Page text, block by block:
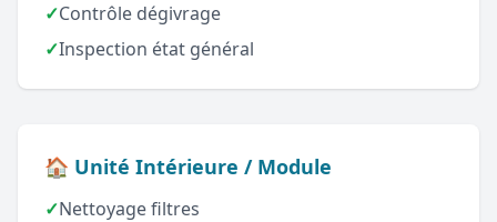
✓Contrôle dégivrage
✓Inspection état général
🏠 Unité Intérieure / Module
✓Nettoyage filtres